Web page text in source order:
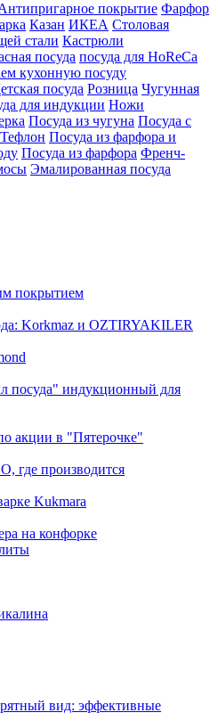
покрытие Фарфор
Казан ИКЕА Столовая
стали Кастрюли
посуда посуда для HoReCa
кухонную посуду
посуда Розница Чугунная
для индукции Ножи
Посуда из чугуна Посуда с
Тефлон Посуда из фарфора и
Посуда из фарфора Френч-
Эмалированная посуда
покрытием
Korkmaz и OZTIRYAKILER
посуда" индукционный для
акции в "Пятерочке"
где производится
Kukmara
на конфорке
вид: эффективные